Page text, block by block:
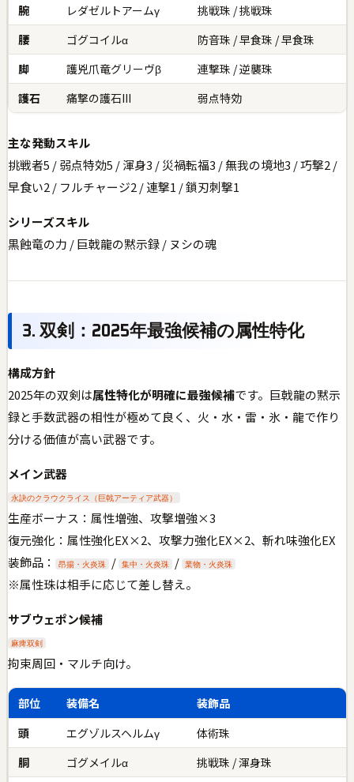
腕 レダゼルトアームγ
挑戦珠 / 挑戦珠
腰
ゴグコイルα
防音珠 / 早食珠 / 早食珠
脚
護兇爪竜グリーヴβ
連撃珠 / 逆襲珠
護石
痛撃の護石III 弱点特効
主な発動スキル
挑戦者5 / 弱点特効5 / 渾身3 / 災禍転福3 / 無我の境地3 / 巧撃2 /
早食い2 / フルチャージ2 / 連撃1 / 鎖刃刺撃1
シリーズスキル
黒蝕竜の力 / 巨戟龍の黙示録 / ヌシの魂
3. 双剣：2025年最強候補の属性特化
構成方針
2025年の双剣は属性特化が明確に最強候補です。巨戟龍の黙示
録と手数武器の相性が極めて良く、火・水・雷・氷・龍で作り
分ける価値が高い武器です。
メイン武器
永訣のクラウクライス（巨戟アーティア武器）
生産ボーナス：属性増強、攻撃増強×3
復元強化：属性強化EX×2、攻撃力強化EX×2、斬れ味強化EX
装飾品：
昂揚・火炎珠 / 集中・火炎珠 / 業物・火炎珠
※属性珠は相手に応じて差し替え。
サブウェポン候補
麻痺双剣
拘束周回・マルチ向け。
部位 装備名
装飾品
頭
エグゾルスヘルムγ
体術珠
胴
ゴグメイルα
挑戦珠 / 渾身珠